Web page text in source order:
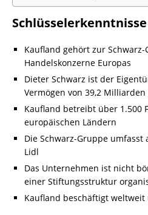
Schlüsselerkenntnisse
Kaufland gehört zur
Handelskonzerne Europas
Dieter Schwarz ist der
Vermögen von 39,2 Milliarden
Kaufland betreibt über 1.500
europäischen Ländern
Die Schwarz-Gruppe
Lidl
Das Unternehmen ist nicht
einer Stiftungsstruktur
Kaufland beschäftigt